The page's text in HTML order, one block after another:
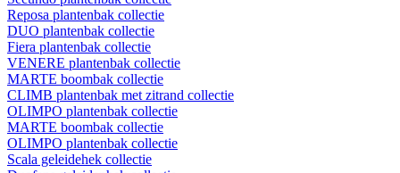
Reposa plantenbak collectie
DUO plantenbak collectie
Fiera plantenbak collectie
VENERE plantenbak collectie
MARTE boombak collectie
CLIMB plantenbak met zitrand collectie
OLIMPO plantenbak collectie
MARTE boombak collectie
OLIMPO plantenbak collectie
Scala geleidehek collectie